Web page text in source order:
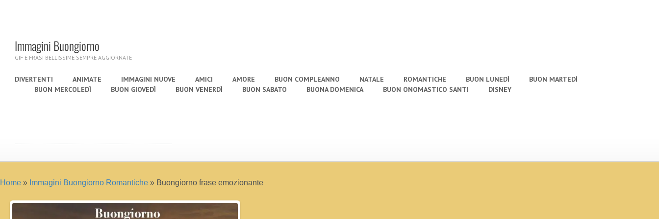
Immagini Buongiorno
GIF E FRASI BELLISSIME SEMPRE AGGIORNATE
DIVERTENTI ANIMATE IMMAGINI NUOVE AMICI AMORE BUON COMPLEANNO NATALE ROMANTICHE BUON LUNEDÌ
BUON MARTEDÌ
BUON MERCOLEDÌ
BUON GIOVEDÌ BUON VENERDÌ BUON SABATO BUONA DOMENICA BUON ONOMASTICO SANTI DISNEY
Home » Immagini Buongiorno Romantiche » Buongiorno frase emozionante